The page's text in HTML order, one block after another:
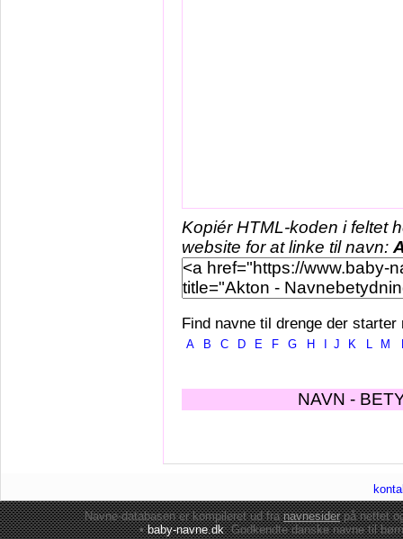
Kopiér HTML-koden i feltet
website for at linke til navn:
Find navne til drenge der starter
A B C D E F G H J K L M
NAVN -
Navne-databasen er kompileret ud franavnesiderpå nettet
•baby-navne.dk: Godkendte danskenavne til børn